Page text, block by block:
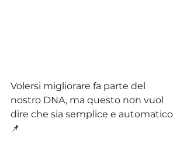
Volersi migliorare fa parte del
nostro DNA, ma questo non vuol
dire che sia semplice e automatico
📌